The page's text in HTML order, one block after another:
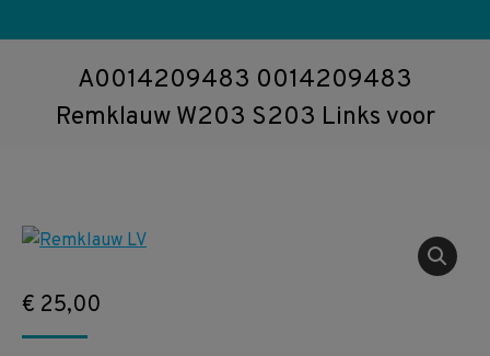
A0014209483 0014209483
Remklauw W203 S203 Links voor
€ 25,00